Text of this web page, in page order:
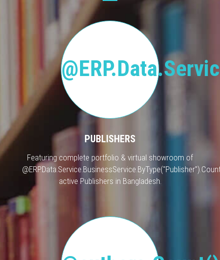
PUBLISHERS
Featuring complete portfolio & virtual showroom of
active Publishers in Bangladesh.